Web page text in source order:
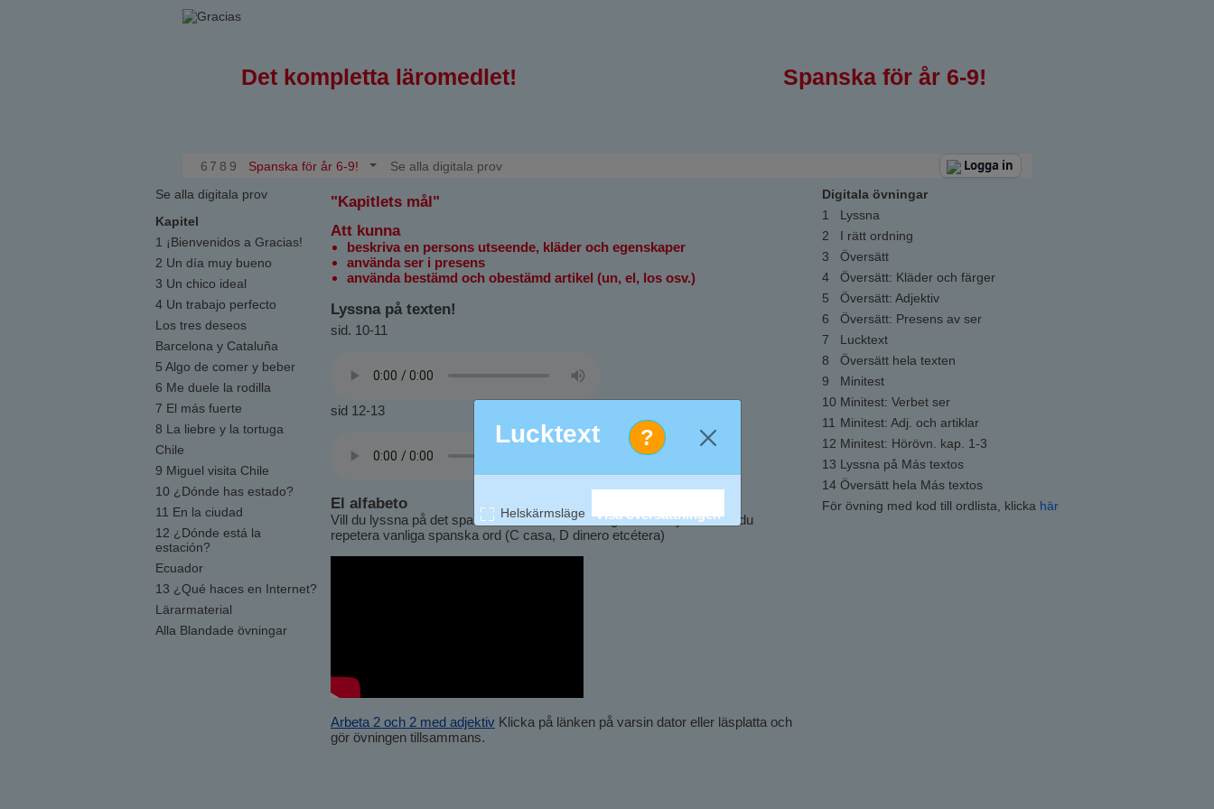
Det kompletta läromedlet! Spanska för år 6-9!
6 7 8 9 Spanska för år 6-9! Se alla digitala prov Logga in
Se alla digitala prov
Kapitel
1 ¡Bienvenidos a Gracias!
2 Un día muy bueno
3 Un chico ideal
4 Un trabajo perfecto
Los tres deseos
Barcelona y Cataluña
5 Algo de comer y beber
6 Me duele la rodilla
7 El más fuerte
8 La liebre y la tortuga
Chile
9 Miguel visita Chile
10 ¿Dónde has estado?
11 En la ciudad
12 ¿Dónde está la
estación?
Ecuador
13 ¿Qué haces en Internet?
Lärarmaterial
Alla Blandade övningar
"Kapitlets mål"
Att kunna
beskriva en persons utseende, kläder och egenskaper
använda ser i presens
använda bestämd och obestämd artikel (un, el, los osv.)
Lyssna på texten!
sid. 10-11
sid 12-13
El alfabeto
Vill du lyssna på det spanska alfabetet? Samtidigt som du lyssnar får du
repetera vanliga spanska ord (C casa, D dinero etcétera)
Arbeta 2 och 2 med adjektiv Klicka på länken på varsin dator eller läsplatta och
gör övningen tillsammans.
Digitala övningar
1
Lyssna
2
I rätt ordning
3
Översätt
4
Översätt: Kläder och färger
5
Översätt: Adjektiv
6
Översätt: Presens av ser
7
Lucktext
8
Översätt hela texten
9
Minitest
10 Minitest: Verbet ser
11 Minitest: Adj. och artiklar
12 Minitest: Hörövn. kap. 1-3
13 Lyssna på Más textos
14 Översätt hela Más textos
För övning med kod till ordlista, klicka här
Lucktext ?
Helskärmsläge Visa översättningen